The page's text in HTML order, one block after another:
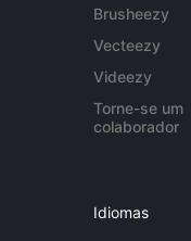
Brusheezy
Vecteezy
Videezy
Torne-se um
colaborador
Idiomas